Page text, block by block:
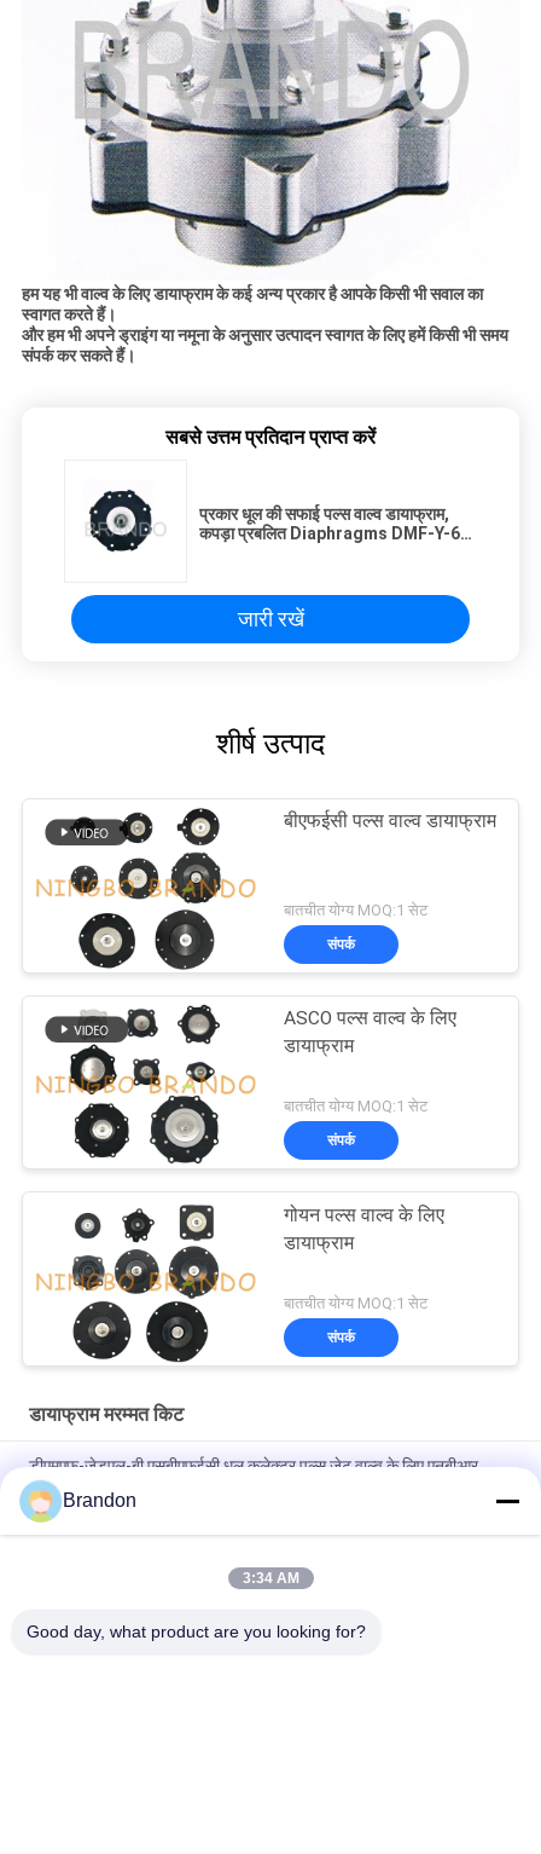
हम यह भी वाल्व के लिए डायाफ्राम के कई अन्य प्रकार है आपके किसी भी सवाल का
स्वागत करते हैं।
और हम भी अपने ड्राइंग या नमूना के अनुसार उत्पादन स्वागत के लिए हमें किसी भी समय
संपर्क कर सकते हैं।
सबसे उत्तम प्रतिदान प्राप्त करें
प्रकार धूल की सफाई पल्स वाल्व डायाफ्राम,
कपड़ा प्रबलित Diaphragms DMF-Y-62
जारी रखें
शीर्ष उत्पाद
बीएफईसी पल्स वाल्व डायाफ्राम
बातचीत योग्य MOQ:1 सेट
संपर्क
ASCO पल्स वाल्व के लिए
डायाफ्राम
बातचीत योग्य MOQ:1 सेट
संपर्क
गोयन पल्स वाल्व के लिए
डायाफ्राम
बातचीत योग्य MOQ:1 सेट
संपर्क
डायाफ्राम मरम्मत किट
डीएमएफ-जेडएल-बी एसबीएफईसी धूल कलेक्टर पल्स जेट वाल्व के लिए एनबीआर
डायाफ्राम
BFEC पल्स जेट वाल्व 3/4 '' DMF-Z-20 DMF-ZM-20 . के लिए डायाफ्राम
SBFEC पल्स वाल्व 1 '' DMF-Z-25 DMF-ZM-25 DMF-Y-25 के लिए
Brandon
3:34 AM
Good day, what product are you looking for?